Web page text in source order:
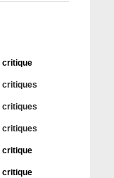
critique
critiques
critiques
critiques
critique
critique